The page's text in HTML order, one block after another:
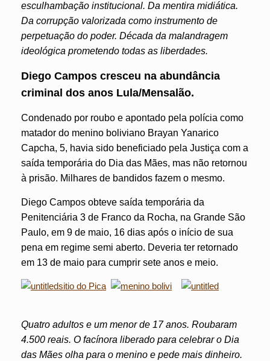
esculhambação institucional. Da mentira midiática.
Da corrupção valorizada como instrumento de
perpetuação do poder. Década da malandragem
ideológica prometendo todas as liberdades.
Diego Campos cresceu na abundância
criminal dos anos Lula/Mensalão.
Condenado por roubo e apontado pela polícia como
matador do menino boliviano Brayan Yanarico
Capcha, 5, havia sido beneficiado pela Justiça com a
saída temporária do Dia das Mães, mas não retornou
à prisão. Milhares de bandidos fazem o mesmo.
Diego Campos obteve saída temporária da
Penitenciária 3 de Franco da Rocha, na Grande São
Paulo, em 9 de maio, 16 dias após o início de sua
pena em regime semi aberto. Deveria ter retornado
em 13 de maio para cumprir sete anos e meio.
Quatro adultos e um menor de 17 anos. Roubaram
4.500 reais. O facínora liberado para celebrar o Dia
das Mães olha para o menino e pede mais dinheiro.